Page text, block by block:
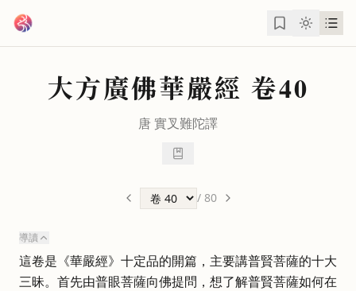
大方廣佛華嚴經 卷40
唐實叉難陀譯
/ 80
導讀
這卷是《華嚴經》十定品的開篇，主要講普賢菩薩的十大
三昧。首先由普眼菩薩向佛提問，想了解普賢菩薩如何在